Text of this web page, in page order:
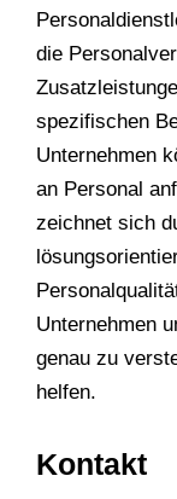
die
spezifischen
Unternehmen
an Personal
zeichnet sich
Unternehmen
genau zu
helfen.
Kontakt